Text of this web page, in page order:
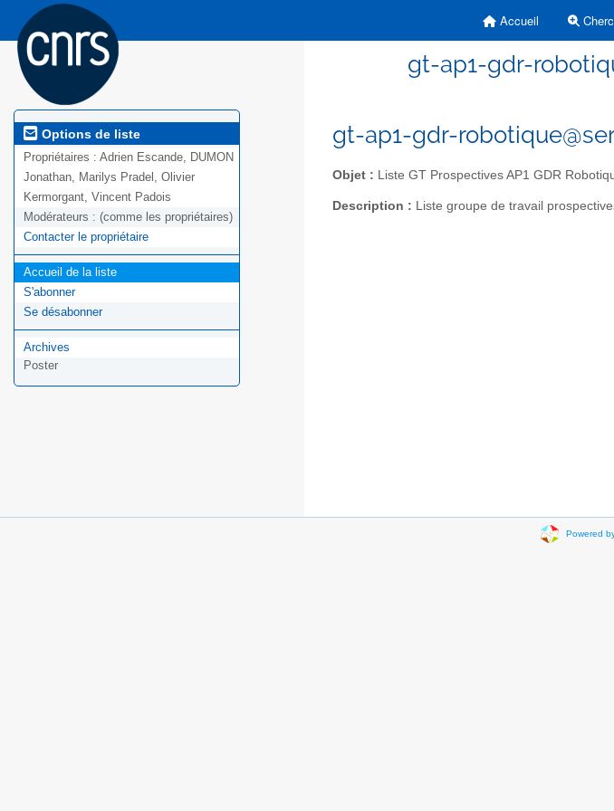
Accueil
gt-ap1-gdr-
Options de liste
Propriétaires : Adrien Escande, DUMON
Jonathan, Marilys Pradel, Olivier
Kermorgant, Vincent Padois
Modérateurs : (comme les propriétaires)
Contacter le propriétaire
Accueil de la liste
S'abonner
Se désabonner
Archives
Poster
gt-ap1-gdr-
Objet : Liste GT Prospectives AP1 GDR
Description : Liste groupe de travail
Powered